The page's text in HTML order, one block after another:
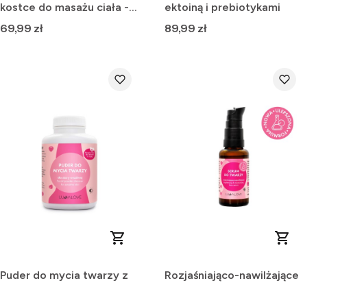
kostce do masażu ciała -
mocne działanie
Cena
69,99 zł
ektoiną i prebiotykami
Cena
89,99 zł
Puder do mycia twarzy z
Rozjaśniająco-nawilżające